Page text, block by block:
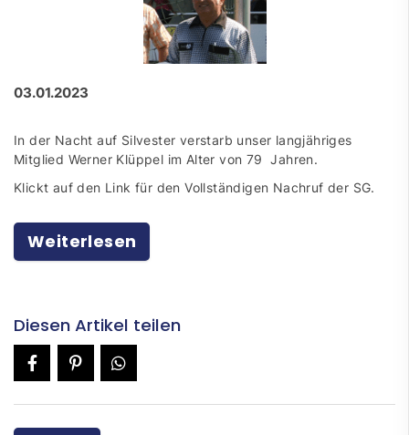
03.01.2023
In der Nacht auf Silvester verstarb unser langjähriges
Mitglied Werner Klüppel im Alter von 79 Jahren.
Klickt auf den Link für den Vollständigen Nachruf der SG.
Weiterlesen
Diesen Artikel teilen